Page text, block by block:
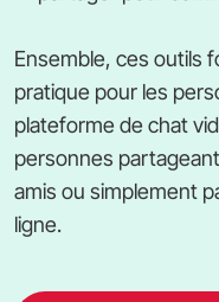
Ensemble, ces outils
pratique pour les
plateforme de chat
personnes
amis ou simplement
ligne.